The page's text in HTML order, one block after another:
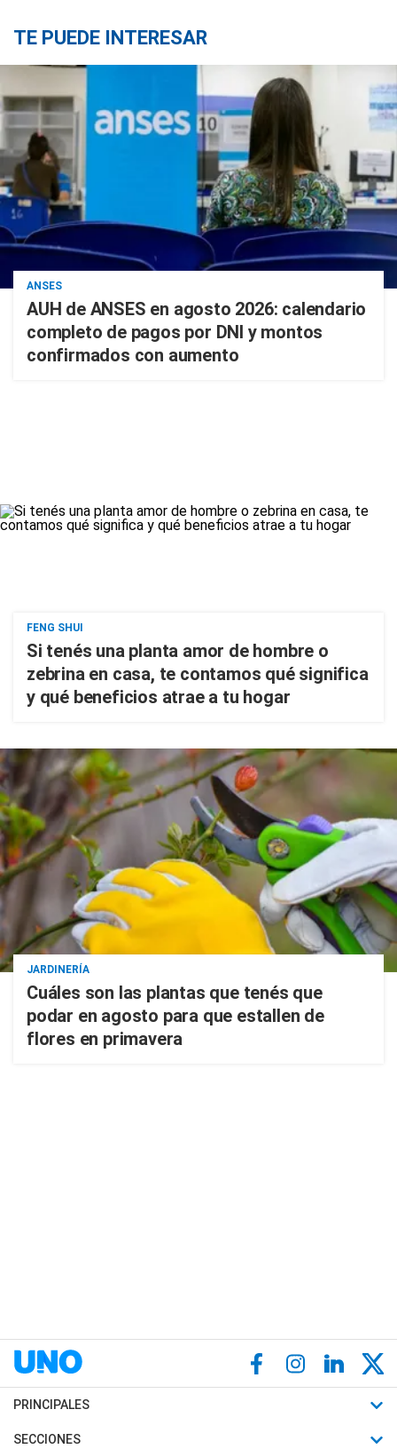
TE PUEDE INTERESAR
ANSES
AUH de ANSES en agosto 2026: calendario
completo de pagos por DNI y montos
confirmados con aumento
FENG SHUI
Si tenés una planta amor de hombre o
zebrina en casa, te contamos qué significa
y qué beneficios atrae a tu hogar
JARDINERÍA
Cuáles son las plantas que tenés que
podar en agosto para que estallen de
flores en primavera
PRINCIPALES
Últimas Noticias
SECCIONES